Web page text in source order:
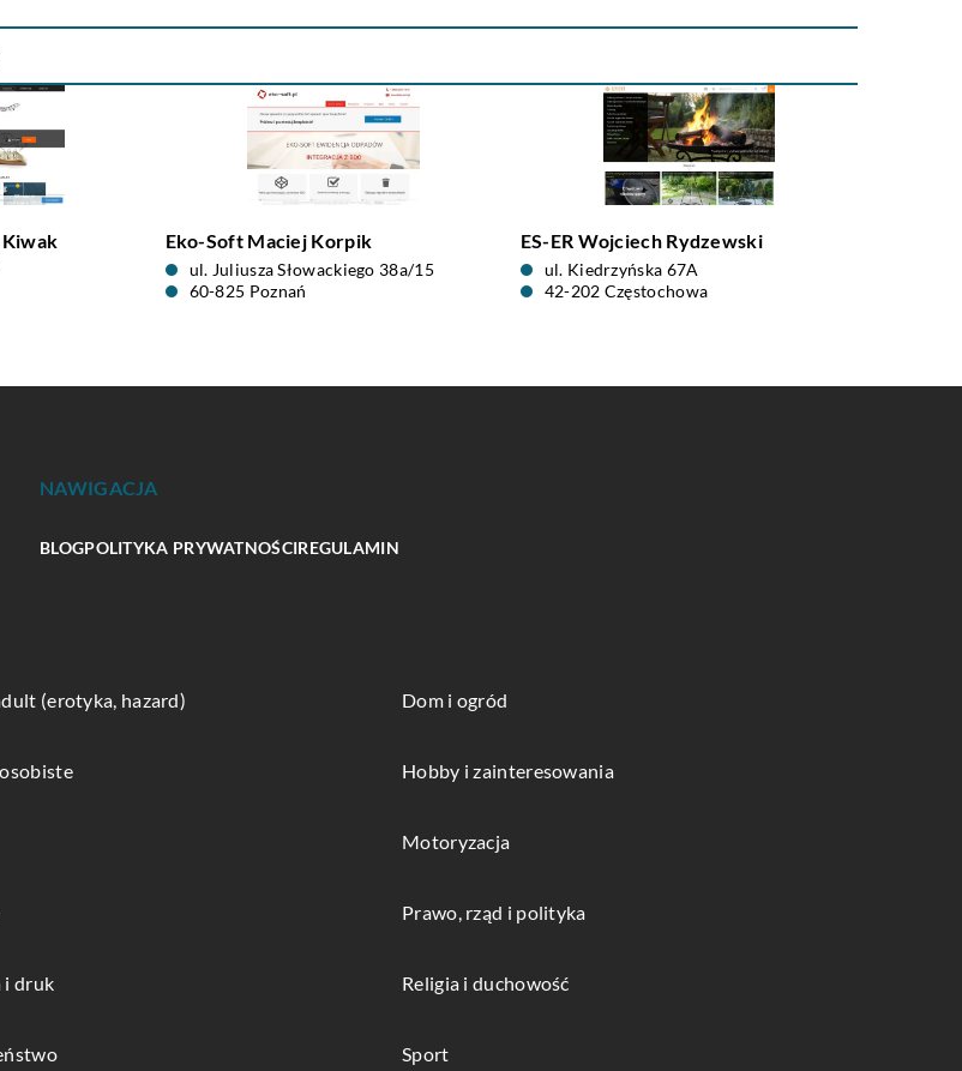
Kiwak Eko-Soft Maciej Korpik
ul. Juliusza Słowackiego 38a/15
60-825 Poznań
ES-ER Wojciech Rydzewski
ul. Kiedrzyńska 67A
42-202 Częstochowa
NAWIGACJA
BLOGPOLITYKA PRYWATNOŚCIREGULAMIN
(erotyka, hazard) Dom i ogród
Hobby i zainteresowania
Motoryzacja
Prawo, rząd i polityka
i druk Religia i duchowość
Sport